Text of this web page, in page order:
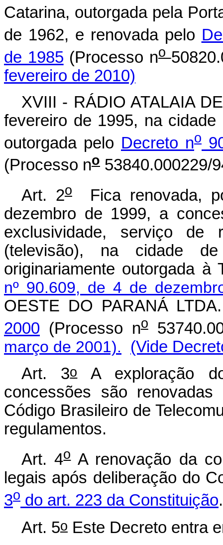
Catarina, outorgada pela
de 1962, e renovada pelo
de 1985 (Processo no
fevereiro de 2010)
XVIII - RÁDIO ATALAIA
fevereiro de 1995, na
outorgada pelo Decreto no
(Processo no 53840.000229/
Art. 2oFica renovada,
dezembro de 1999, a
exclusividade, serviço de
(televisão), na cidade
originariamente outorgada
nº 90.609, de 4 de
OESTE DO PARANÁ
2000 (Processo no
março de 2001).
(Vide
Art. 3oA exploração
concessões são
Código Brasileiro de
regulamentos.
Art. 4oA renovação da
legais após deliberação do
3o do art. 223 da Constituição.
Art. 5o Este Decreto entra